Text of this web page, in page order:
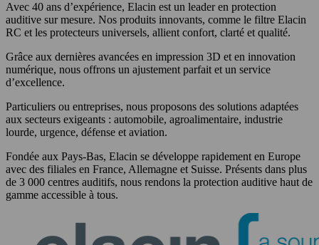
Avec 40 ans d’expérience, Elacin est un leader en protection
auditive sur mesure. Nos produits innovants, comme le filtre Elacin
RC et les protecteurs universels, allient confort, clarté et qualité.
Grâce aux dernières avancées en impression 3D et en innovation
numérique, nous offrons un ajustement parfait et un service
d’excellence.
Particuliers ou entreprises, nous proposons des solutions adaptées
aux secteurs exigeants : automobile, agroalimentaire, industrie
lourde, urgence, défense et aviation.
Fondée aux Pays-Bas, Elacin se développe rapidement en Europe
avec des filiales en France, Allemagne et Suisse. Présents dans plus
de 3 000 centres auditifs, nous rendons la protection auditive haut de
gamme accessible à tous.